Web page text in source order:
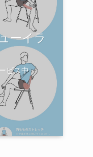
ーイラ
ビス中